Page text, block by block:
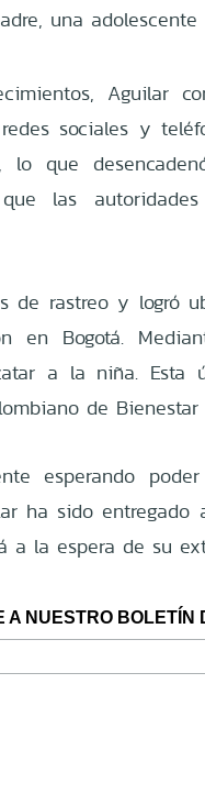
una adolescente
Aguilar
sociales y
lo que
las
de rastreo y logró
Bogotá.
a la niña. Esta
de Bienestar
esperando
ha sido entregado
a la espera de su
A NUESTRO BOLETÍN